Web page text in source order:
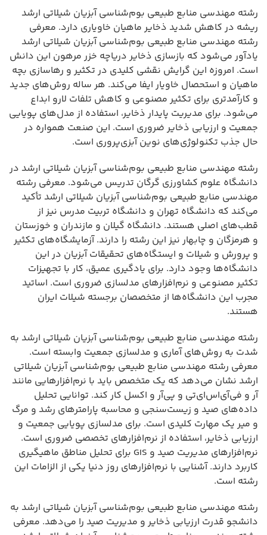
رشته مهندسی منابع طبیعی بوم‌شناسی آبزیان شیلاتی ارشد
ریشه در کاهش شدید ذخایر ماهیان خاویاری دارد. معرفی
رشته مهندسی منابع طبیعی بوم‌شناسی آبزیان شیلاتی ارشد
یادآور می‌شود که بازسازی ذخایر دریاچه خزر مرهون این دانش
است. امروزه این گرایش نقشی کلیدی در تکثیر و رهاسازی بچه
ماهیان و استحصال خاویار ایفا می‌کند. هر ساله روش‌های جدید
و کارآمدتری برای تکثیر مصنوعی و کاهش تلفات لارو ابداع
می‌شود. برای مدیریت پایدار ذخایر، استفاده از مدل‌های پویایی
جمعیت و ارزیابی ذخایر ضروری است. این صنعت همواره در
حال جذب تکنولوژی‌های نوین آبزی‌پروری است.
رشته مهندسی منابع طبیعی بوم‌شناسی آبزیان شیلاتی ارشد در
دانشگاه علوم کشاورزی گرگان تدریس می‌شود. معرفی رشته
مهندسی منابع طبیعی بوم‌شناسی آبزیان شیلاتی ارشد تأکید
می‌کند که دانشگاه تهران و دانشگاه تربیت مدرس نیز از
قطب‌های اصلی هستند. دانشگاه گیلان و مازندران و خوزستان
و هرمزگان و چابهار نیز این رشته را دارند. آزمایشگاه‌های تکثیر
و پرورش و شیلات و ایستگاه‌های تحقیقات آبزیان در این
دانشگاه‌ها وجود دارد. برای یادگیری عمیق، کار با تجهیزات
تکثیر مصنوعی و نرم‌افزارهای مدلسازی ضروری است. اساتید
مجرب این دانشگاه‌ها از متخصصان برجسته شیلات ایران
هستند.
رشته مهندسی منابع طبیعی بوم‌شناسی آبزیان شیلاتی ارشد به
شدت به روش‌های آماری و مدلسازی جمعیت وابسته است.
معرفی رشته مهندسی منابع طبیعی بوم‌شناسی آبزیان شیلاتی
ارشد نشان می‌دهد که یک متخصص باید با نرم‌افزارهایی مانند
آر و فی‌آی‌اس‌ای‌تی و پی‌آر و اکسل کار کند. توانایی تحلیل
داده‌های صید و زیست‌سنجی و محاسبه پارامترهای رشد و مرگ
و میر یک مهارت کلیدی است. برای مدلسازی پویایی جمعیت و
ارزیابی ذخایر، استفاده از نرم‌افزارهای تخصصی ضروری است.
نرم‌افزارهای مدیریت صید و GIS برای تحلیل مناطق ماهیگیری
کاربرد دارند. آشنایی با نرم‌افزارهای روز دنیا یکی از الزامات این
رشته است.
رشته مهندسی منابع طبیعی بوم‌شناسی آبزیان شیلاتی ارشد به
دانشجو قدرت ارزیابی ذخایر و مدیریت صید را می‌دهد. معرفی